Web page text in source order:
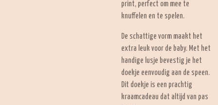
print, perfect om mee te
knuffelen en te spelen.
De schattige vorm maakt het
extra leuk voor de baby. Met het
handige lusje bevestig je het
doekje eenvoudig aan de speen.
Dit doekje is een prachtig
kraamcadeau dat altijd van pas